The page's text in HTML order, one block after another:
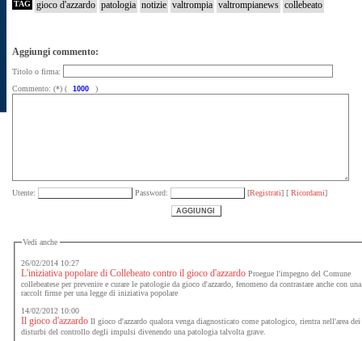
TAG gioco d'azzardo patologia notizie valtrompia valtrompianews collebeato
Aggiungi commento:
Titolo o firma:
Commento: (*) (
)
Utente: Password: [Registrati] [ Ricordami]
Vedi anche
26/02/2014 10:27
L'iniziativa popolare di Collebeato contro il gioco d'azzardo Proegue l'impegno del Comune
collebeatese per prevenire e curare le patologie da gioco d'azzardo, fenomeno da contrastare anche con una
raccolt firme per una legge di iniziativa popolare
14/02/2012 10:00
Il gioco d'azzardo Il gioco d'azzardo qualora venga diagnosticato come patologico, rientra nell'area dei
disturbi del controllo degli impulsi divenendo una patologia talvolta grave.